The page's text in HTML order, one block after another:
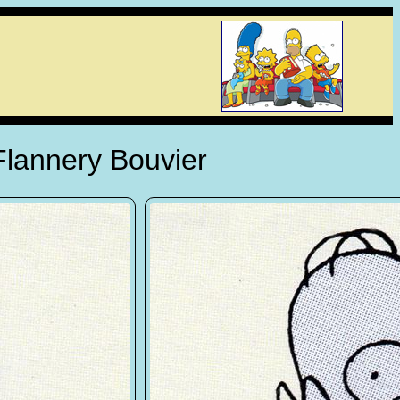
Bouvier